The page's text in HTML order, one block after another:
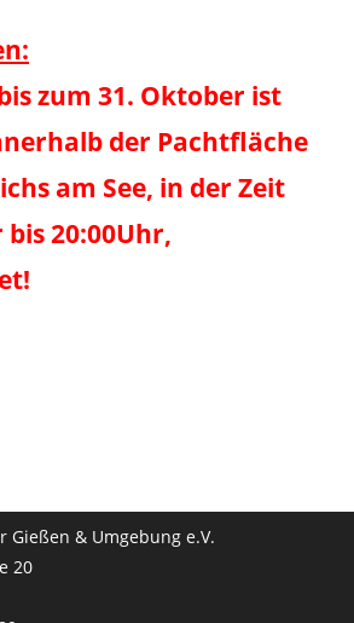
zum 31. Oktober ist
der Pachtfläche
am See, in der Zeit
20:00Uhr,
Gießen & Umgebung e.V.
20